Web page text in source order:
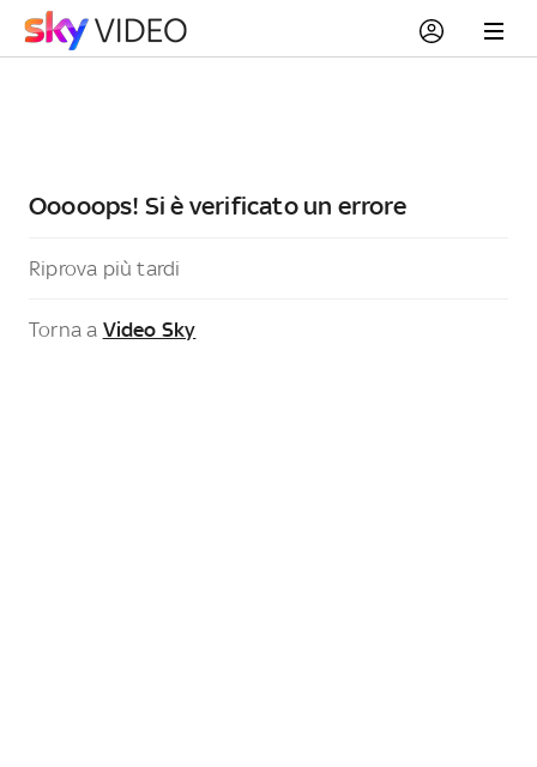
Ooooops! Si è verificato un errore
Riprova più tardi
Torna a Video Sky